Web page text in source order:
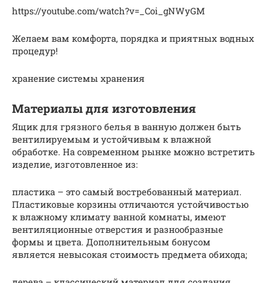
https://youtube.com/watch?v=_Coi_gNWyGM
Желаем вам комфорта, порядка и приятных водных
процедур!
хранение системы хранения
Материалы для изготовления
Ящик для грязного белья в ванную должен быть
вентилируемым и устойчивым к влажной
обработке. На современном рынке можно встретить
изделие, изготовленное из:
пластика – это самый востребованный материал.
Пластиковые корзины отличаются устойчивостью
к влажному климату ванной комнаты, имеют
вентиляционные отверстия и разнообразные
формы и цвета. Дополнительным бонусом
является невысокая стоимость предмета обихода;